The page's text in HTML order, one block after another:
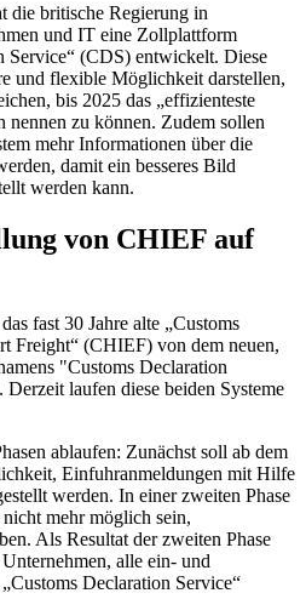
die britische Regierung in
und IT eine Zollplattform
Service“ (CDS) entwickelt. Diese
und flexible Möglichkeit darstellen,
bis 2025 das „effizienteste
nennen zu können. Zudem sollen
mehr Informationen über die
damit ein besseres Bild
werden kann.
von CHIEF auf
fast 30 Jahre alte „Customs
Freight“ (CHIEF) von dem neuen,
"Customs Declaration
Derzeit laufen diese beiden Systeme
ablaufen: Zunächst soll ab dem
Einfuhranmeldungen mit Hilfe
werden. In einer zweiten Phase
mehr möglich sein,
Als Resultat der zweiten Phase
alle ein- und
Declaration Service“